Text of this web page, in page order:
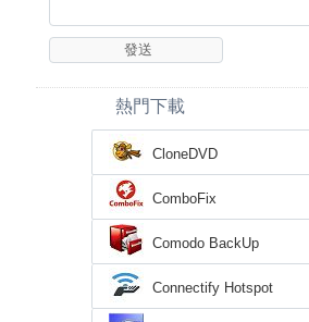
熱門下載
CloneDVD
ComboFix
Comodo BackUp
Connectify Hotspot